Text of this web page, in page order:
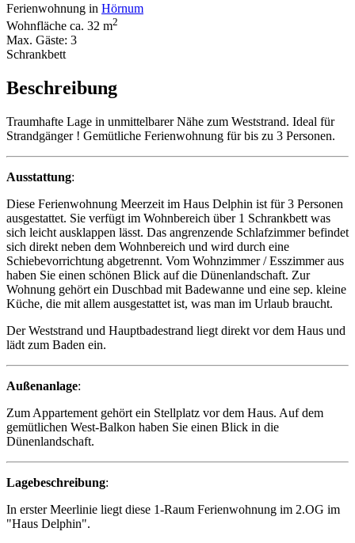
Ferienwohnung in Hörnum
Wohnfläche ca. 32 m2
Max. Gäste: 3
Schrankbett
Beschreibung
Traumhafte Lage in unmittelbarer Nähe zum Weststrand. Ideal für
Strandgänger ! Gemütliche Ferienwohnung für bis zu 3 Personen.
Ausstattung:
Diese Ferienwohnung Meerzeit im Haus Delphin ist für 3 Personen
ausgestattet. Sie verfügt im Wohnbereich über 1 Schrankbett was
sich leicht ausklappen lässt. Das angrenzende Schlafzimmer befindet
sich direkt neben dem Wohnbereich und wird durch eine
Schiebevorrichtung abgetrennt. Vom Wohnzimmer / Esszimmer aus
haben Sie einen schönen Blick auf die Dünenlandschaft. Zur
Wohnung gehört ein Duschbad mit Badewanne und eine sep. kleine
Küche, die mit allem ausgestattet ist, was man im Urlaub braucht.
Der Weststrand und Hauptbadestrand liegt direkt vor dem Haus und
lädt zum Baden ein.
Außenanlage:
Zum Appartement gehört ein Stellplatz vor dem Haus. Auf dem
gemütlichen West-Balkon haben Sie einen Blick in die
Dünenlandschaft.
Lagebeschreibung:
In erster Meerlinie liegt diese 1-Raum Ferienwohnung im 2.OG im
"Haus Delphin".